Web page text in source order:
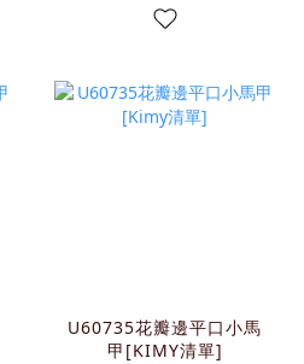
U60735花瓣邊平口小馬
甲[KIMY清單]